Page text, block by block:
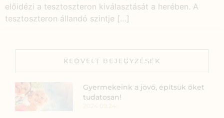
előidézi a tesztoszteron kiválasztását a herében. A
tesztoszteron állandó szintje […]
KEDVELT BEJEGYZÉSEK
Gyermekeink a jövő, építsük őket
tudatosan!